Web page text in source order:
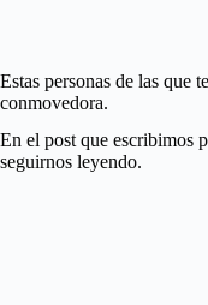
Estas personas de las que
conmovedora.
En el post que escribimos
seguirnos leyendo.